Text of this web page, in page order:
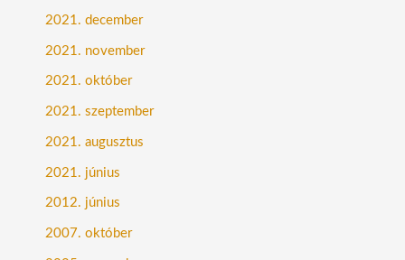
2021. december
2021. november
2021. október
2021. szeptember
2021. augusztus
2021. június
2012. június
2007. október